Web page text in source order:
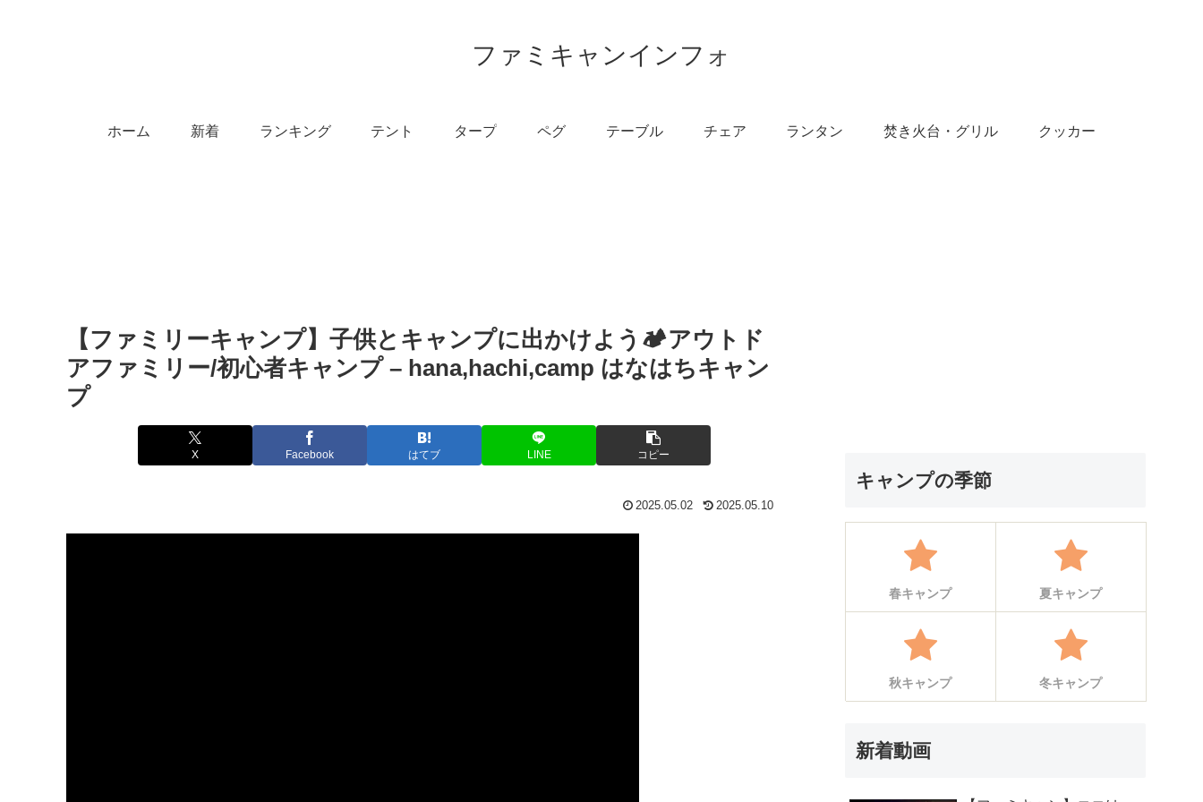
ファミキャンインフォ
ホーム 新着 ランキング テント タープ ペグ テーブル チェア ランタン 焚き火台・グリル クッカー
【ファミリーキャンプ】子供とキャンプに出かけよう🏕️アウトド
アファミリー/初心者キャンプ – hana,hachi,camp はなはちキャン
プ
X Facebook はてブ LINE コピー
2025.05.02 2025.05.10
キャンプの季節
春キャンプ 夏キャンプ
秋キャンプ 冬キャンプ
新着動画